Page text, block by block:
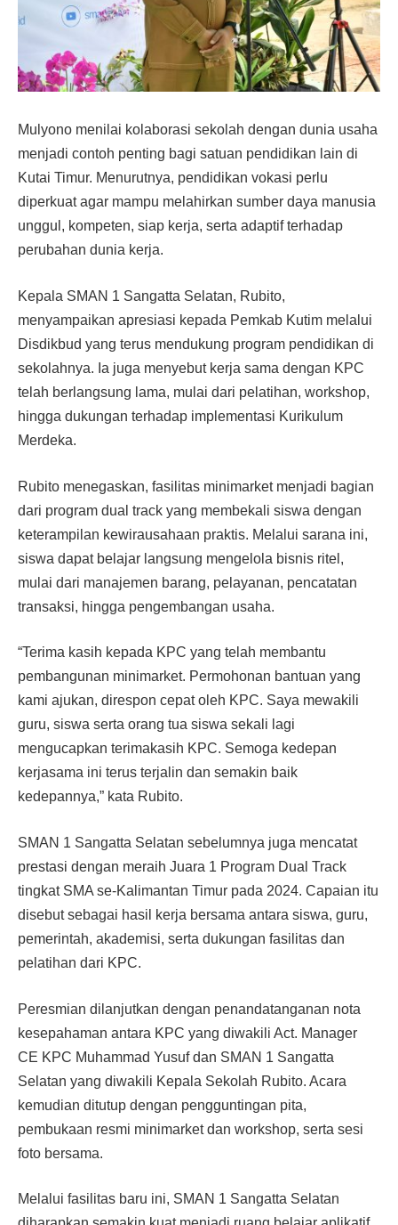
Mulyono menilai kolaborasi sekolah dengan dunia usaha
menjadi contoh penting bagi satuan pendidikan lain di
Kutai Timur. Menurutnya, pendidikan vokasi perlu
diperkuat agar mampu melahirkan sumber daya manusia
unggul, kompeten, siap kerja, serta adaptif terhadap
perubahan dunia kerja.
Kepala SMAN 1 Sangatta Selatan, Rubito,
menyampaikan apresiasi kepada Pemkab Kutim melalui
Disdikbud yang terus mendukung program pendidikan di
sekolahnya. Ia juga menyebut kerja sama dengan KPC
telah berlangsung lama, mulai dari pelatihan, workshop,
hingga dukungan terhadap implementasi Kurikulum
Merdeka.
Rubito menegaskan, fasilitas minimarket menjadi bagian
dari program dual track yang membekali siswa dengan
keterampilan kewirausahaan praktis. Melalui sarana ini,
siswa dapat belajar langsung mengelola bisnis ritel,
mulai dari manajemen barang, pelayanan, pencatatan
transaksi, hingga pengembangan usaha.
“Terima kasih kepada KPC yang telah membantu
pembangunan minimarket. Permohonan bantuan yang
kami ajukan, direspon cepat oleh KPC. Saya mewakili
guru, siswa serta orang tua siswa sekali lagi
mengucapkan terimakasih KPC. Semoga kedepan
kerjasama ini terus terjalin dan semakin baik
kedepannya,” kata Rubito.
SMAN 1 Sangatta Selatan sebelumnya juga mencatat
prestasi dengan meraih Juara 1 Program Dual Track
tingkat SMA se-Kalimantan Timur pada 2024. Capaian itu
disebut sebagai hasil kerja bersama antara siswa, guru,
pemerintah, akademisi, serta dukungan fasilitas dan
pelatihan dari KPC.
Peresmian dilanjutkan dengan penandatanganan nota
kesepahaman antara KPC yang diwakili Act. Manager
CE KPC Muhammad Yusuf dan SMAN 1 Sangatta
Selatan yang diwakili Kepala Sekolah Rubito. Acara
kemudian ditutup dengan pengguntingan pita,
pembukaan resmi minimarket dan workshop, serta sesi
foto bersama.
Melalui fasilitas baru ini, SMAN 1 Sangatta Selatan